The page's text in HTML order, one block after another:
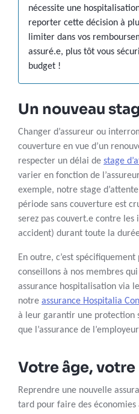
nécessite une
reporter cette décision à
limiter dans vos
assuré.e, plus tôt vous
budget !
Un nouveau
Changer d’assureur ou
couverture en vue d’un
respecter un délai de stage
varier en fonction de
exemple, notre stage
période sans couverture est
serez pas couvert.e contre les
accident) durant toute la
En outre, c’est
conseillons à nos membres
assurance hospitalisation via
notre assurance Hospitalia
à leur garantir une protection
que l’assurance de
Votre âge,
Reprendre une nouvelle
tard pour faire des économies